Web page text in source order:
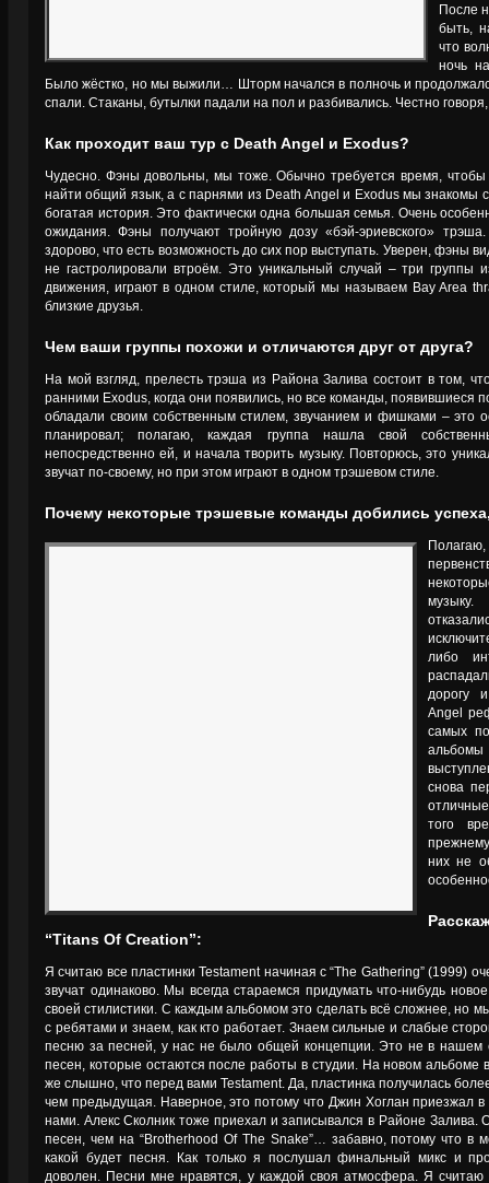
После
быть,
что
ночь
Было жёстко, но мы выжили… Шторм начался в полночь и
спали. Стаканы, бутылки падали на пол и разбивались. Честно
Как проходит ваш тур с Death Angel и Exodus?
Чудесно. Фэны довольны, мы тоже. Обычно требуется время, чтобы
найти общий язык, а с парнями из Death Angel и Exodus мы знакомы
богатая история. Это фактически одна большая семья. Очень
ожидания. Фэны получают тройную дозу «бэй-эриевского»
здорово, что есть возможность до сих пор выступать. Уверен, фэны
не гастролировали втроём. Это уникальный случай – три группы
движения, играют в одном стиле, который мы называем Bay Area
близкие друзья.
Чем ваши группы похожи и отличаются друг от друга?
На мой взгляд, прелесть трэша из Района Залива состоит в том,
ранними Exodus, когда они появились, но все команды, появившиеся
обладали своим собственным стилем, звучанием и фишками – это
планировал; полагаю, каждая группа нашла свой
непосредственно ей, и начала творить музыку. Повторюсь, это
звучат по-своему, но при этом играют в одном трэшевом стиле.
Почему некоторые трэшевые команды добились
либо
дорогу
Angel
самых
снова
того
них не
“Titans Of Creation”:
Я считаю все пластинки Testament начиная с “The Gathering” (1999)
звучат одинаково. Мы всегда стараемся придумать что-нибудь
своей стилистики. С каждым альбомом это сделать всё сложнее, но
с ребятами и знаем, как кто работает. Знаем сильные и слабые
песню за песней, у нас не было общей концепции. Это не в нашем
песен, которые остаются после работы в студии. На новом альбоме
же слышно, что перед вами Testament. Да, пластинка получилась
чем предыдущая. Наверное, это потому что Джин Хоглан приезжал в
нами. Алекс Сколник тоже приехал и записывался в Районе
песен, чем на “Brotherhood Of The Snake”… забавно, потому что в
какой будет песня. Как только я послушал финальный микс и
доволен. Песни мне нравятся, у каждой своя атмосфера. Я